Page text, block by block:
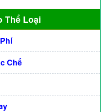
Thể Loại
Chế